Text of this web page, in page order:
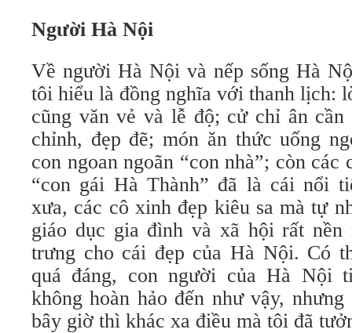
Người Hà Nội
Về người Hà Nội và nếp sống Hà
tôi hiểu là đồng nghĩa với thanh lịch:
cũng văn vẻ và lễ độ; cử chỉ ân
chỉnh, đẹp đẽ; món ăn thức uống
con ngoan ngoãn “con nhà”; còn
“con gái Hà Thành” đã là cái nổi
xưa, các cô xinh đẹp kiêu sa mà tự
giáo dục gia đình và xã hội rất
trưng cho cái đẹp của Hà Nội. Có
quá đáng, con người của Hà Nội
không hoàn hảo đến như vậy,
bây giờ thì khác xa điều mà tôi đã